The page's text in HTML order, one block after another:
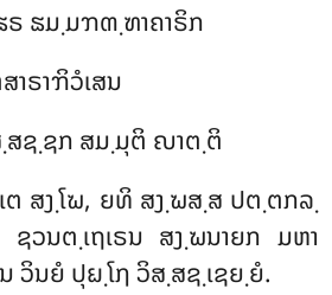
ຘມ຺ມຠຓ຺ຑາຄາຣິກ
ຣາຠິວໍເສນ
ສຊ຺ຊກ ສມ຺ມຸຕິ ຎາຕ຺ຕິ
ຕ ສງ຺ໂຆ, ຍທິ ສງ຺ຆສ຺ສ ປຕ຺ຕກລ຺
ວນຕ຺ເຖເຣນ ສງ຺ຆນາຍກ ມຫາ
ວິນຍໍ ປຸຏ຺ໂຐ ວິສ຺ສຊ຺ເຊຍ຺ຍໍ.